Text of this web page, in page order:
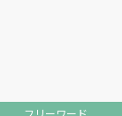
フリーワード